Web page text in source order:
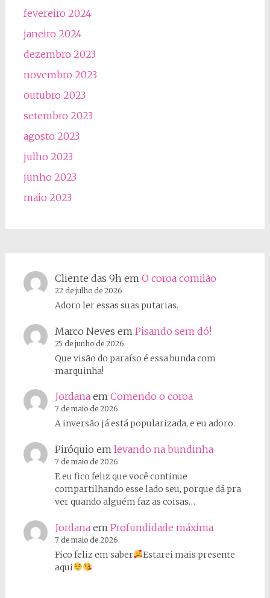
fevereiro 2024
janeiro 2024
dezembro 2023
novembro 2023
outubro 2023
setembro 2023
agosto 2023
julho 2023
junho 2023
maio 2023
Cliente das 9hem O coroa comilão
22 de julho de 2026
Adoro ler essas suas putarias.
Marco Neves em Pisando sem dó!
25 de junho de 2026
Que visão do paraíso é essa bunda com
marquinha!
Jordanaem Comendo o coroa
7 de maio de 2026
A inversão já está popularizada, e eu adoro.
Piróquio em levando na bundinha
7 de maio de 2026
E eu fico feliz que você continue
compartilhando esse lado seu, porque dá pra
ver quando alguém faz as coisas…
Jordanaem Profundidade máxima
7 de maio de 2026
Fico feliz em saber
Estarei mais presente
aqui